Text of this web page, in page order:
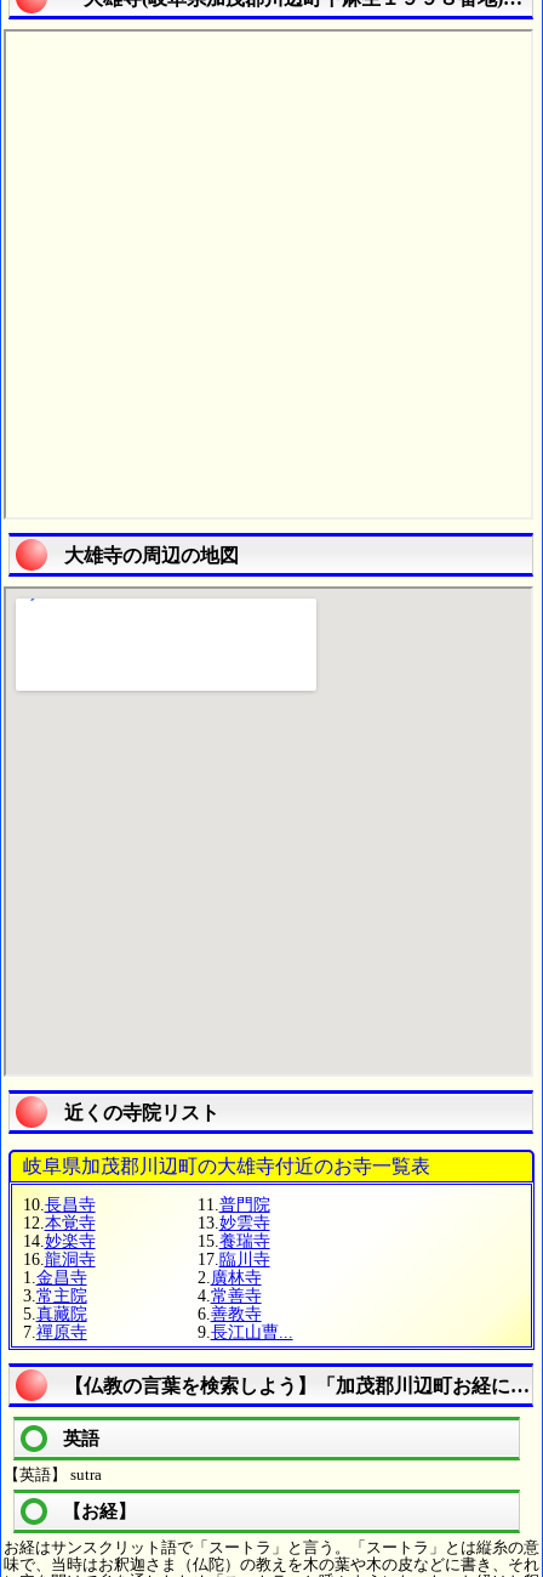
大雄寺の周辺の地図
近くの寺院リスト
岐阜県加茂郡川辺町の大雄寺付近のお寺一覧表
10. 長昌寺 11. 普門院
12. 本覚寺 13. 妙雲寺
14. 妙楽寺 15. 養瑞寺
16. 龍洞寺 17. 臨川寺
1. 金昌寺 2. 廣林寺
3. 常主院 4. 常善寺
5. 真藏院 6. 善教寺
7. 禪原寺 9. 長江山曹...
【仏教の言葉を検索しよう】「加茂郡川辺町お経につ
英語
【英語】 sutra
【お経】
お経はサンスクリット語で「スートラ」と言う。「スートラ」とは縦糸の意
味で、当時はお釈迦さま（仏陀）の教えを木の葉や木の皮などに書き、それ